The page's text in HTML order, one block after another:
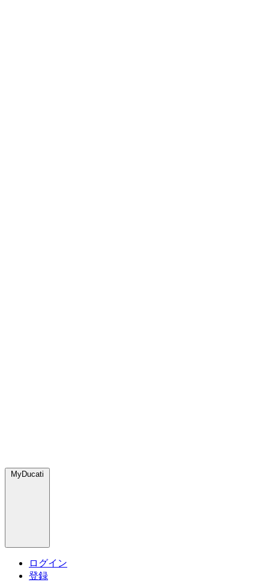
MyDucati
ログイン
登録